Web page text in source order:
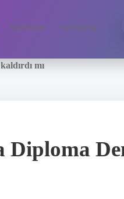
Yasal Uyarı Hakkımızda
mı
Diploma